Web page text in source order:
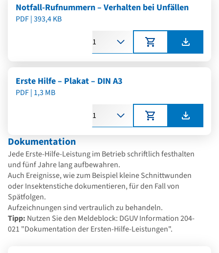
Notfall-Rufnummern – Verhalten bei Unfällen
PDF | 393,4 KB
Erste Hilfe – Plakat – DIN A3
PDF | 1,3 MB
Dokumentation
Jede Erste-Hilfe-Leistung im Betrieb schriftlich festhalten
und fünf Jahre lang aufbewahren.
Auch Ereignisse, wie zum Beispiel kleine Schnittwunden
oder Insektenstiche dokumentieren, für den Fall von
Spätfolgen.
Aufzeichnungen sind vertraulich zu behandeln.
Tipp: Nutzen Sie den Meldeblock: DGUV Information 204-
021 "Dokumentation der Ersten-Hilfe-Leistungen".